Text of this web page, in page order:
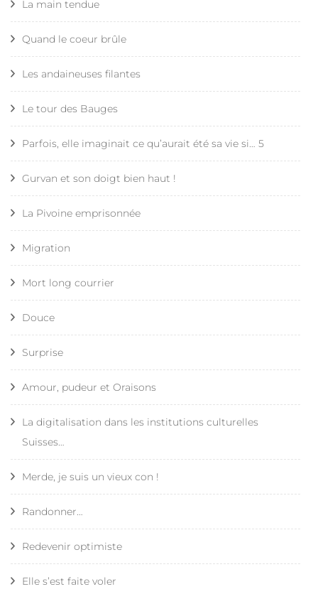
La main tendue
Quand le coeur brûle
Les andaineuses filantes
Le tour des Bauges
Parfois, elle imaginait ce qu’aurait été sa vie si… 5
Gurvan et son doigt bien haut !
La Pivoine emprisonnée
Migration
Mort long courrier
Douce
Surprise
Amour, pudeur et Oraisons
La digitalisation dans les institutions culturelles
Suisses…
Merde, je suis un vieux con !
Randonner…
Redevenir optimiste
Elle s’est faite voler